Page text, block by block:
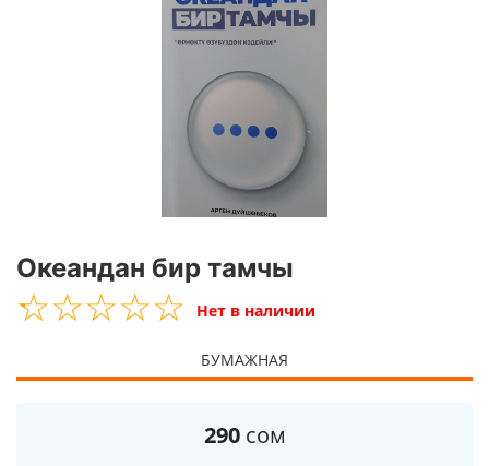
Океандан бир тамчы
☆☆☆☆☆
★★★★★ Нет в наличии
БУМАЖНАЯ
290 сом